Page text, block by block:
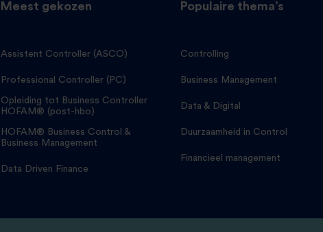
Meest gekozen
Assistent Controller (ASCO)
Professional Controller (PC)
Opleiding tot Business Controller
HOFAM® (post-hbo)
HOFAM® Business Control &
Business Management
Data Driven Finance
Populaire thema’s
Controlling
Business Management
Data & Digital
Duurzaamheid in Control
Financieel management